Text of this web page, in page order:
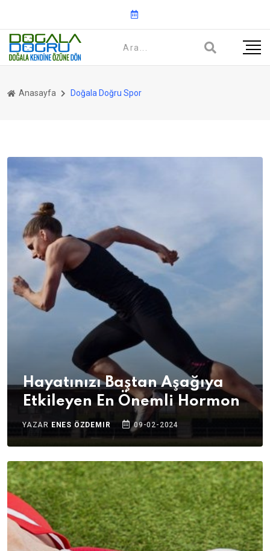
Anasayfa Doğala Doğru Spor
Hayatınızı Baştan Aşağıya
Etkileyen En Önemli Hormon
YAZAR ENES ÖZDEMIR 09-02-2024